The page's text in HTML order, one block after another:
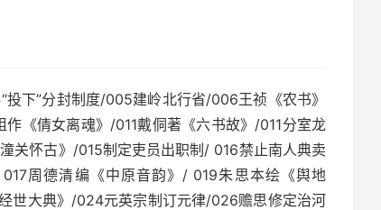
下”分封制度/005建岭北行省/006王祯《农书》
《倩女离魂》/011戴侗著《六书故》/011分室龙
关怀古》/015制定吏员出职制/ 016禁止南人典卖
周德清编《中原音韵》/ 019朱思本绘《舆地
世大典》/024元英宗制订元律/026赡思修定治河